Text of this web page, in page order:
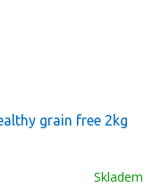
grain free 2kg
Skladem